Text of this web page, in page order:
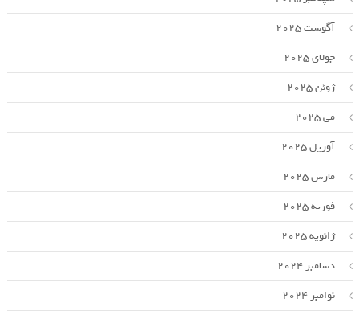
آگوست 2025
جولای 2025
ژوئن 2025
می 2025
آوریل 2025
مارس 2025
فوریه 2025
ژانویه 2025
دسامبر 2024
نوامبر 2024